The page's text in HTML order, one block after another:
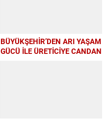
BÜYÜKŞEHİR’DEN ARI YAŞAM
GÜCÜ İLE ÜRETİCİYE CANDAN